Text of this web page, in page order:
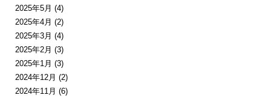
2025年5月 (4)
2025年4月 (2)
2025年3月 (4)
2025年2月 (3)
2025年1月 (3)
2024年12月 (2)
2024年11月 (6)